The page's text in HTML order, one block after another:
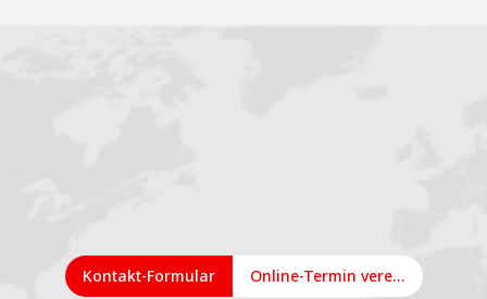
Kontakt-Formular Online-Termin vereinbaren